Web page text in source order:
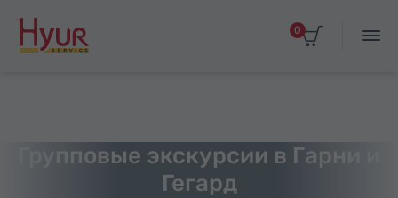
0
Групповые экскурсии в Гарни и
Гегард